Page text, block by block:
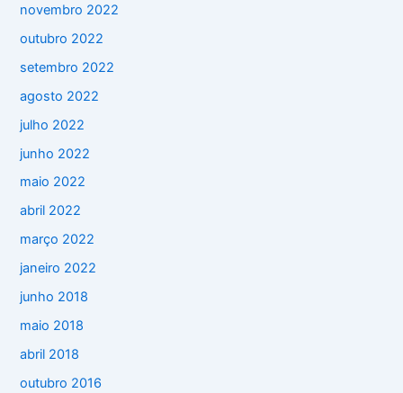
novembro 2022
outubro 2022
setembro 2022
agosto 2022
julho 2022
junho 2022
maio 2022
abril 2022
março 2022
janeiro 2022
junho 2018
maio 2018
abril 2018
outubro 2016